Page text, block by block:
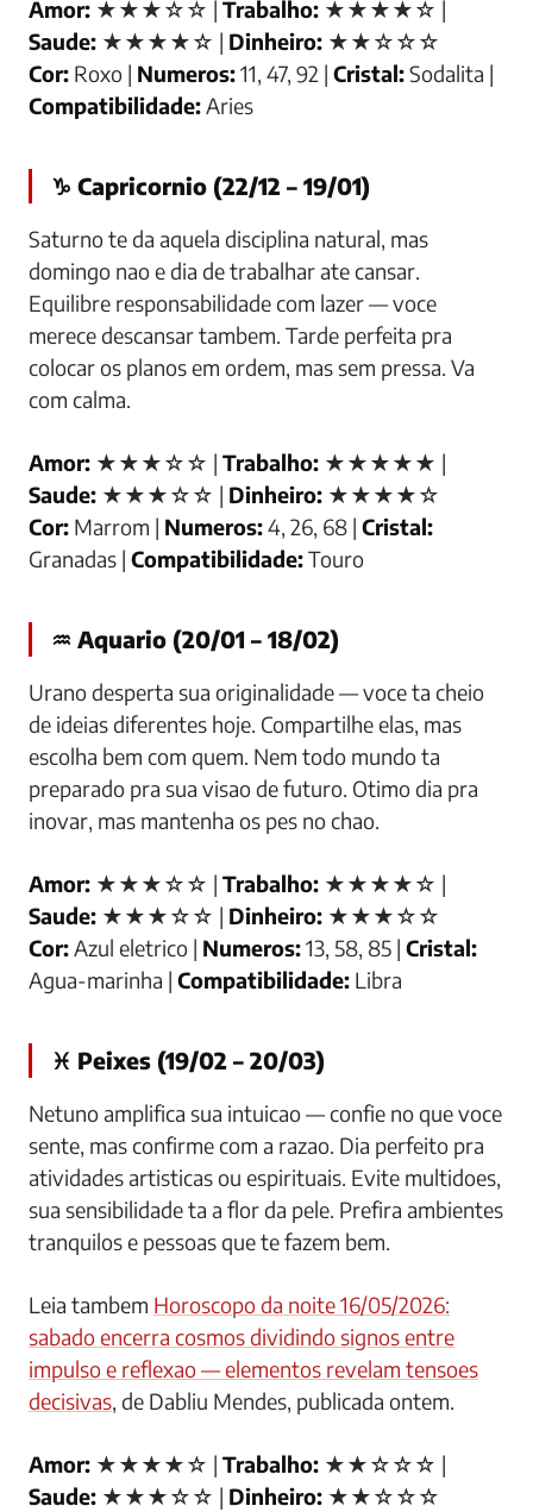
Amor: ★★★☆☆ | Trabalho: ★★★★☆ |
Saude: ★★★★☆ | Dinheiro: ★★☆☆☆
Cor: Roxo | Numeros:11, 47, 92 | Cristal:Sodalita |
Compatibilidade:Aries
♑ Capricornio (22/12 – 19/01)
Saturno te da aquela disciplina natural, mas
domingo nao e dia de trabalhar ate cansar.
Equilibre responsabilidade com lazer — voce
merece descansar tambem. Tarde perfeita pra
colocar os planos em ordem, mas sem pressa. Va
com calma.
Amor: ★★★☆☆ | Trabalho: ★★★★★ |
Saude: ★★★☆☆ | Dinheiro: ★★★★☆
Cor: Marrom | Numeros:4, 26, 68 | Cristal:
Granadas | Compatibilidade:Touro
♒ Aquario (20/01 – 18/02)
Urano desperta sua originalidade — voce ta cheio
de ideias diferentes hoje. Compartilhe elas, mas
escolha bem com quem. Nem todo mundo ta
preparado pra sua visao de futuro. Otimo dia pra
inovar, mas mantenha os pes no chao.
Amor: ★★★☆☆ | Trabalho: ★★★★☆ |
Saude: ★★★☆☆ | Dinheiro: ★★★☆☆
Cor:Azul eletrico | Numeros:13, 58, 85 | Cristal:
Agua-marinha | Compatibilidade: Libra
♓ Peixes (19/02 – 20/03)
Netuno amplifica sua intuicao — confie no que voce
sente, mas confirme com a razao. Dia perfeito pra
atividades artisticas ou espirituais. Evite multidoes,
sua sensibilidade ta a flor da pele. Prefira ambientes
tranquilos e pessoas que te fazem bem.
Leia tambem Horoscopo da noite 16/05/2026:
sabado encerra cosmos dividindo signos entre
impulso e reflexao — elementos revelam tensoes
decisivas, de Dabliu Mendes, publicada ontem.
Amor: ★★★★☆ | Trabalho: ★★☆☆☆ |
Saude: ★★★☆☆ | Dinheiro: ★★☆☆☆